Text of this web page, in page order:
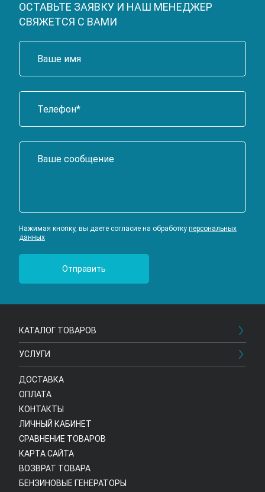
ОСТАВЬТЕ ЗАЯВКУ И НАШ МЕНЕДЖЕР
СВЯЖЕТСЯ С ВАМИ
Нажимая кнопку, вы даете согласие на обработку персональных
данных
КАТАЛОГ ТОВАРОВ
УСЛУГИ
ДОСТАВКА
ОПЛАТА
КОНТАКТЫ
ЛИЧНЫЙ КАБИНЕТ
СРАВНЕНИЕ ТОВАРОВ
КАРТА САЙТА
ВОЗВРАТ ТОВАРА
БЕНЗИНОВЫЕ ГЕНЕРАТОРЫ